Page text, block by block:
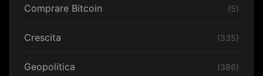
Comprare Bitcoin (5)
Crescita (335)
Geopolitica (386)